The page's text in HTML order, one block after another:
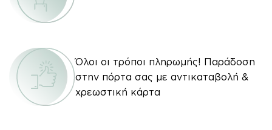
Όλοι οι τρόποι πληρωμής! Παράδοση
στην πόρτα σας με αντικαταβολή &
χρεωστική κάρτα